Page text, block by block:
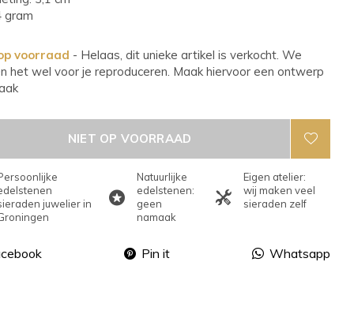
gram
voorraad - Helaas, dit unieke artikel is verkocht. We
het wel voor je reproduceren. Maak hiervoor een ontwerp
NIET OP VOORRAAD
juwelier in
Natuurlijke
edelstenen:
geen
namaak
Eigen atelier:
wij maken veel
sieraden zelf
Pin it Whatsapp